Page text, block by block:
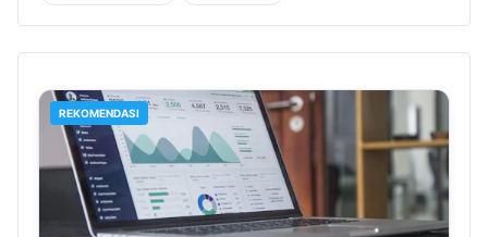
REKOMENDASI